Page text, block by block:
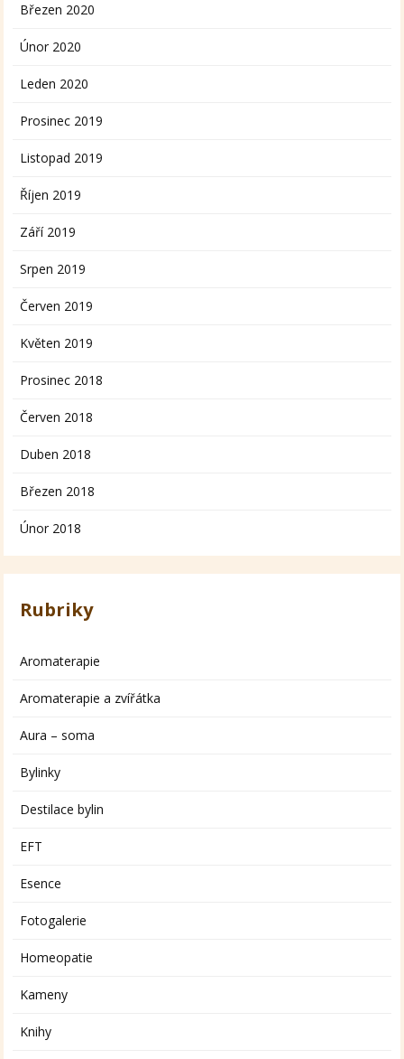
Březen 2020
Únor 2020
Leden 2020
Prosinec 2019
Listopad 2019
Říjen 2019
Září 2019
Srpen 2019
Červen 2019
Květen 2019
Prosinec 2018
Červen 2018
Duben 2018
Březen 2018
Únor 2018
Rubriky
Aromaterapie
Aromaterapie a zvířátka
Aura – soma
Bylinky
Destilace bylin
EFT
Esence
Fotogalerie
Homeopatie
Kameny
Knihy